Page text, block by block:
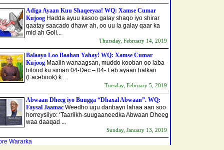
Adiga Ayaan Kuu Shaqeeyaa! WQ: Xamse Cumar
Kujoog Hadda ayuu kasoo galay shaqo iyo shirar
qaatay saacado dhawr ah, oo uu la galay qaar ka
mid ah Goli...
Thursday, February 14, 2019
Balaayo Loo Baahan Yahay! WQ: Xamse Cumar
Kujoog Maalin wanaagsan, muddo kooban oo laba
bilood ku siman 04-Dec – 04- Feb ayaan halkan
(Facebook) k...
Tuesday, February 5, 2019
Abwaan Dheeg iyo Buugga “Dhaxal Abwaan”. WQ:
Faysal Jaamac Weedho ugu danbayn lahaa aan soo
horreysiiyo: ‘Taariikh-suugaaneedka Abwaan Dheeg
waa daaqad ...
Sunday, January 13, 2019
Wararka